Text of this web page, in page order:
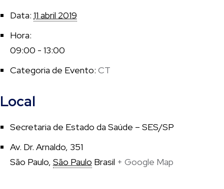
Data: 11 abril 2019
Hora:
09:00 - 13:00
Categoria de Evento: CT
Local
Secretaria de Estado da Saúde – SES/SP
Av. Dr. Arnaldo, 351
São Paulo, São Paulo Brasil + Google Map